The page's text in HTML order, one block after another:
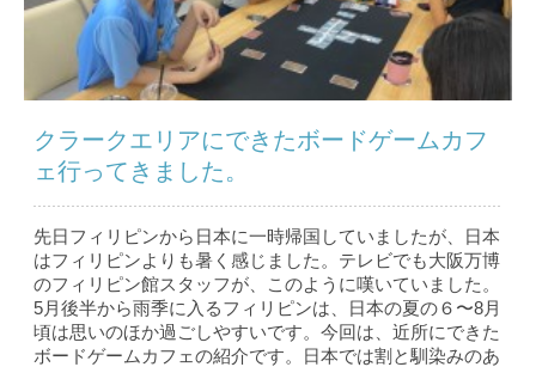
クラークエリアにできたボードゲームカフ
ェ行ってきました。
先日フィリピンから日本に一時帰国していましたが、日本
はフィリピンよりも暑く感じました。テレビでも大阪万博
のフィリピン館スタッフが、このように嘆いていました。
5月後半から雨季に入るフィリピンは、日本の夏の６〜8月
頃は思いのほか過ごしやすいです。今回は、近所にできた
ボードゲームカフェの紹介です。日本では割と馴染みのあ